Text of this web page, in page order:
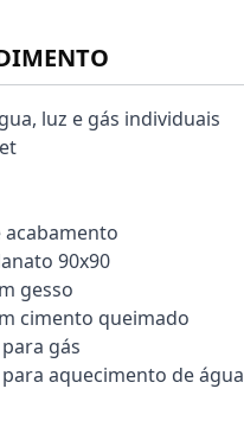
luz e gás individuais
90x90
gesso
cimento queimado
gás
aquecimento de água